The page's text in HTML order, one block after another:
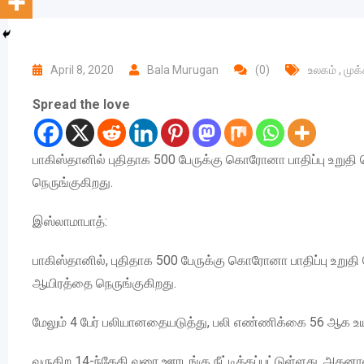
April 8, 2020 Bala Murugan (0) உலகம் ,
Spread the love
பாகிஸ்தானில் புதிதாக 500 பேருக்கு கொரோனா பாதிப்பு
நெருங்குகிறது.
இஸ்லாமாபாத்:
பாகிஸ்தானில், புதிதாக 500 பேருக்கு கொரோனா பாதிப்பு
ஆயிரத்தை நெருங்குகிறது.
மேலும் 4 பேர் பலியானதையடுத்து, பலி எண்ணிக்கை 56 ஆக